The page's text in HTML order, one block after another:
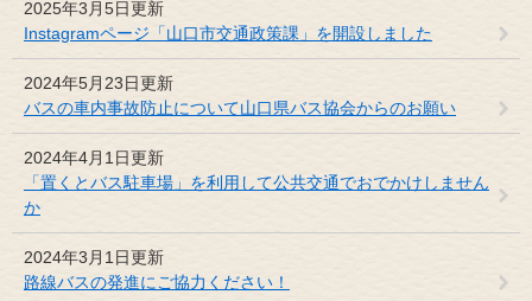
2025年3月5日更新
Instagramページ「山口市交通政策課」を開設しました
2024年5月23日更新
バスの車内事故防止について山口県バス協会からのお願い
2024年4月1日更新
「置くとバス駐車場」を利用して公共交通でおでかけしません
か
2024年3月1日更新
路線バスの発進にご協力ください！